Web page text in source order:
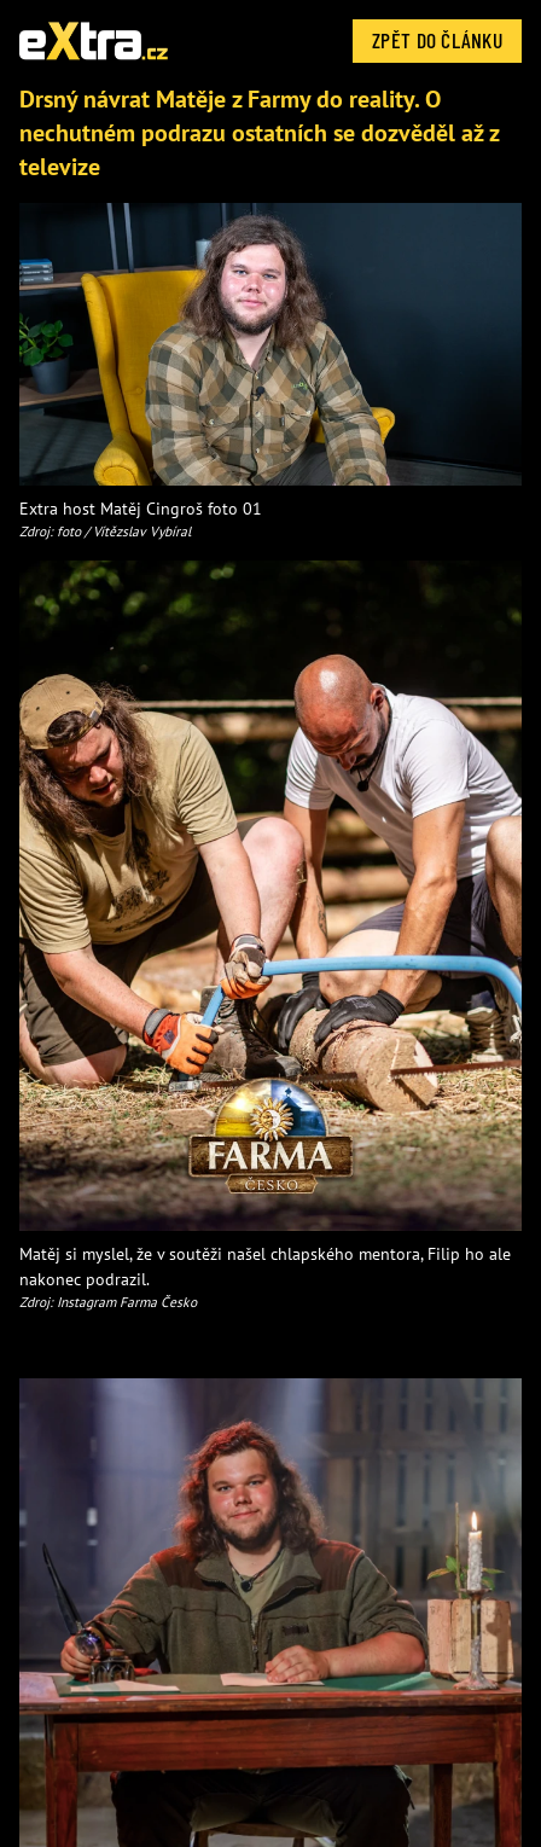
ZPĚT DO ČLÁNKU
Drsný návrat Matěje z Farmy do reality. O
nechutném podrazu ostatních se dozvěděl až z
televize
Extra host Matěj Cingroš foto 01
Zdroj: foto / Vítězslav Vybíral
Matěj si myslel, že v soutěži našel chlapského mentora, Filip ho ale
nakonec podrazil.
Zdroj: Instagram Farma Česko